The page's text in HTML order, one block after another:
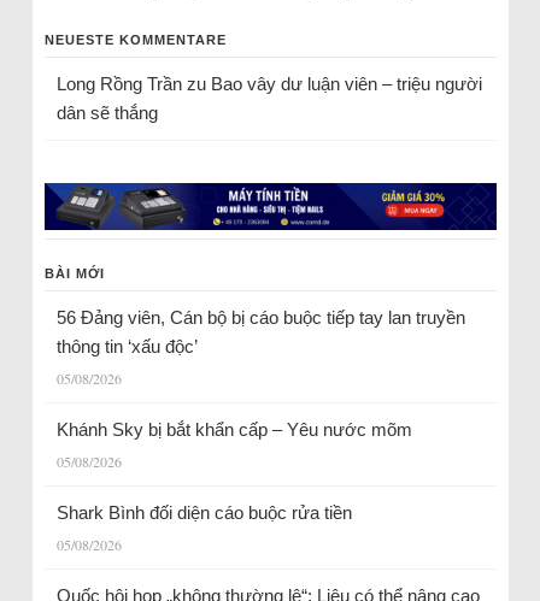
NEUESTE KOMMENTARE
Long Rồng Trầnzu Bao vây dư luận viên – triệu người
dân sẽ thắng
BÀI MỚI
56 Đảng viên, Cán bộ bị cáo buộc tiếp tay lan truyền
thông tin ‘xấu độc’
05/08/2026
Khánh Sky bị bắt khẩn cấp – Yêu nước mõm
05/08/2026
Shark Bình đối diện cáo buộc rửa tiền
05/08/2026
Quốc hội họp „không thường lệ“: Liệu có thể nâng cao